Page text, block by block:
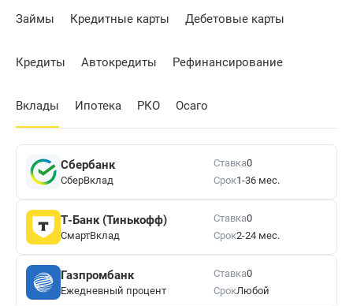
Займы Кредитные карты Дебетовые карты
Кредиты Автокредиты Рефинансирование
Вклады Ипотека РКО Осаго
Сбербанк
СберВклад
Ставка0
Срок1-36 мес.
Т-Банк (Тинькофф)
СмартВклад
Ставка0
Срок2-24 мес.
Газпромбанк
Ежедневный процент
Ставка0
СрокЛюбой